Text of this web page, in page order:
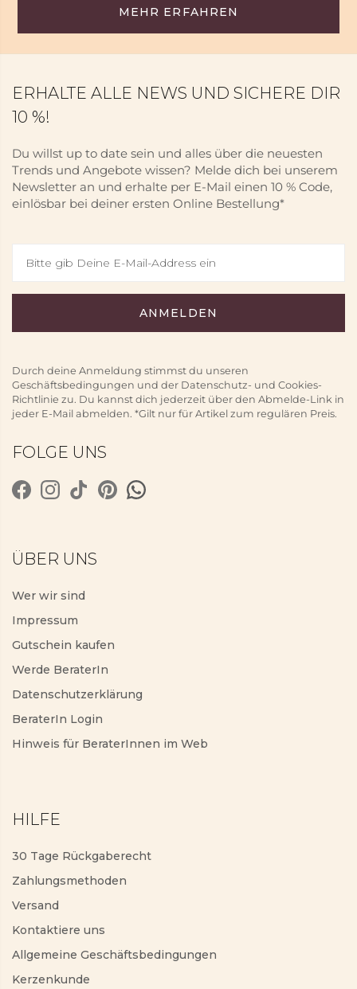
MEHR ERFAHREN
ERHALTE ALLE NEWS UND SICHERE DIR
10 %!
Du willst up to date sein und alles über die neuesten
Trends und Angebote wissen? Melde dich bei unserem
Newsletter an und erhalte per E-Mail einen 10 % Code,
einlösbar bei deiner ersten Online Bestellung*
Durch deine Anmeldung stimmst du unseren
Geschäftsbedingungen und der Datenschutz- und Cookies-
Richtlinie zu. Du kannst dich jederzeit über den Abmelde-Link in
jeder E-Mail abmelden. *Gilt nur für Artikel zum regulären Preis.
FOLGE UNS
ÜBER UNS
Wer wir sind
Impressum
Gutschein kaufen
Werde BeraterIn
Datenschutzerklärung
BeraterIn Login
Hinweis für BeraterInnen im Web
HILFE
30 Tage Rückgaberecht
Zahlungsmethoden
Versand
Kontaktiere uns
Allgemeine Geschäftsbedingungen
Kerzenkunde